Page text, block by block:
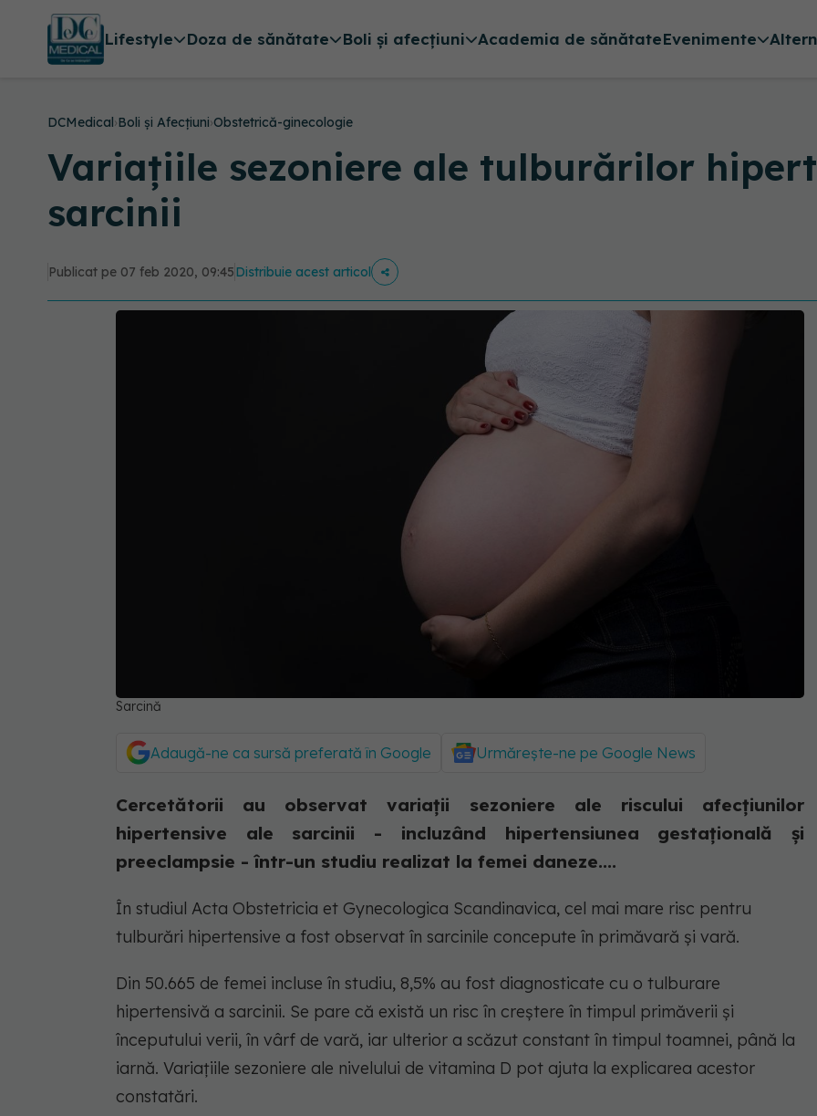
Lifestyle Doza de sănătate Boli și afecțiuni Academia de sănătateEvenimente
DCMedical›Boli și Afecțiuni›Obstetrică-ginecologie
Variațiile sezoniere ale tulburărilor
sarcinii
Publicat pe 07 feb 2020, 09:45Distribuie acest articol
Sarcină
Adaugă-ne ca sursă preferată în Google Urmărește-ne pe Google News
Cercetătorii au observat variații sezoniere ale riscului afecțiunilor
hipertensive ale sarcinii - incluzând hipertensiunea gestațională și
preeclampsie - într-un studiu realizat la femei daneze....
În studiul Acta Obstetricia et Gynecologica Scandinavica, cel mai mare risc pentru
tulburări hipertensive a fost observat în sarcinile concepute în primăvară și vară.
Din 50.665 de femei incluse în studiu, 8,5% au fost diagnosticate cu o tulburare
hipertensivă a sarcinii. Se pare că există un risc în creștere în timpul primăverii și
începutului verii, în vârf de vară, iar ulterior a scăzut constant în timpul toamnei, până la
iarnă. Variațiile sezoniere ale nivelului de vitamina D pot ajuta la explicarea acestor
constatări.